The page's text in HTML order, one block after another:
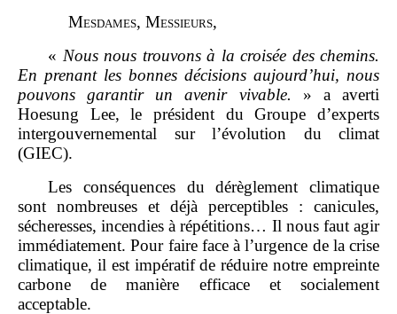
Mesdames, Messieurs,
« Nous nous trouvons à la croisée des chemins.
En prenant les bonnes décisions aujourd’hui, nous
pouvons garantir un avenir vivable. » a averti
Hoesung Lee, le président du Groupe d’experts
intergouvernemental sur l’évolution du climat
(GIEC).
Les conséquences du dérèglement climatique
sont nombreuses et déjà perceptibles : canicules,
sécheresses, incendies à répétitions… Il nous faut agir
immédiatement. Pour faire face à l’urgence de la crise
climatique, il est impératif de réduire notre empreinte
carbone de manière efficace et socialement
acceptable.